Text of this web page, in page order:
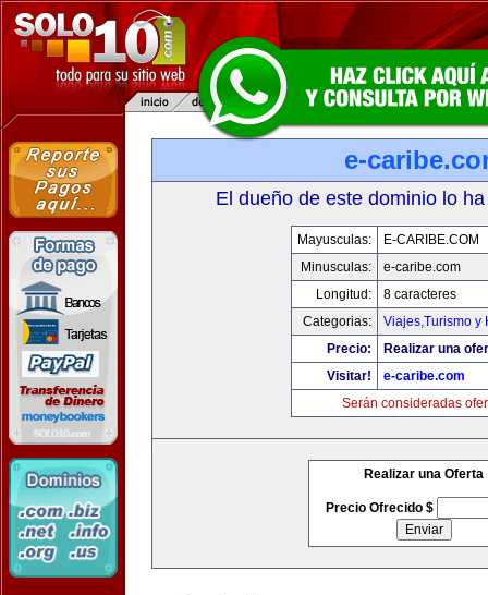
e-
El dueño de este dominio lo
Mayusculas:
E-CARIBE.COM
Minusculas:
e-caribe.com
Longitud:
8 caracteres
Categorias:
Viajes,Turismo y
Precio:
Realizar una
Visitar!
e-caribe.com
Serán consideradas
Realizar una Oferta
Precio Ofrecido $